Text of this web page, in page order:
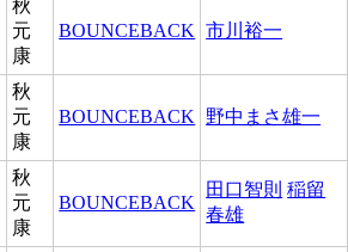
秋
元
康
BOUNCEBACK 市川裕一
秋
元
康
BOUNCEBACK 野中まさ雄一
秋
元
康
BOUNCEBACK
田口智則 稲留
春雄